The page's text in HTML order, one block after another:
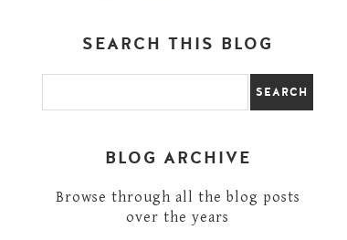
SEARCH THIS BLOG
BLOG ARCHIVE
Browse through all the blog posts
over the years